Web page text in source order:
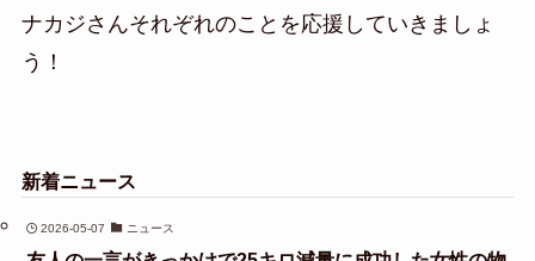
ナカジさんそれぞれのことを応援していきましょ
う！
新着ニュース
2026-05-07 ニュース